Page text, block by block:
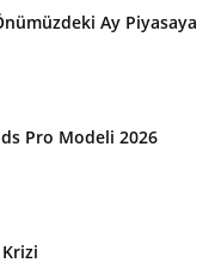
Ay Piyasaya
Pro Modeli 2026